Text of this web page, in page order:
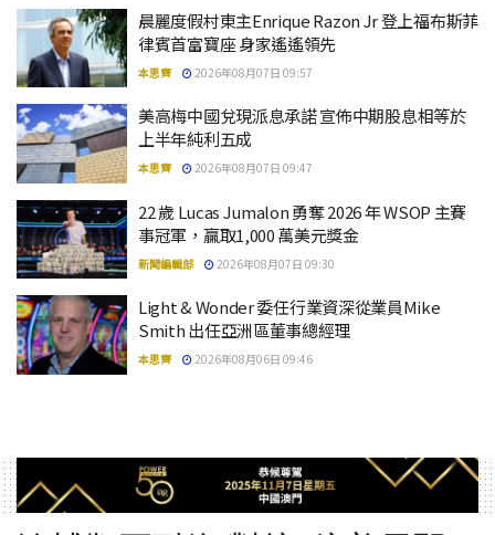
晨麗度假村東主Enrique Razon Jr 登上福布斯菲
律賓首富寶座 身家遙遙領先
本思齊 2026年08月07日 09:57
美高梅中國兌現派息承諾 宣佈中期股息相等於
上半年純利五成
本思齊 2026年08月07日 09:47
22 歲 Lucas Jumalon 勇奪 2026 年 WSOP 主賽
事冠軍，贏取1,000 萬美元獎金
新聞編輯部 2026年08月07日 09:30
Light & Wonder 委任行業資深從業員Mike
Smith 出任亞洲區董事總經理
本思齊 2026年08月06日 09:46